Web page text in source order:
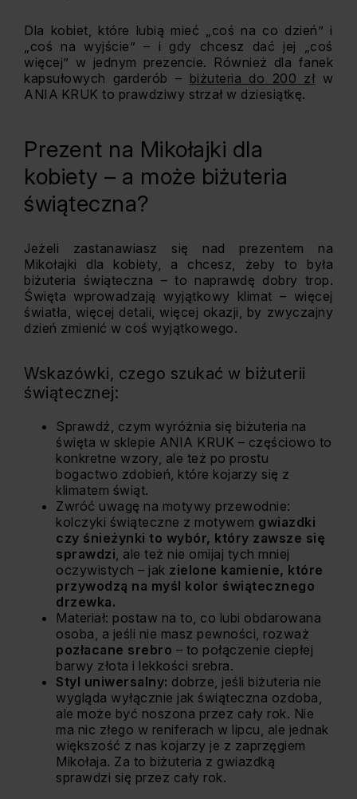
Dla kobiet, które lubią mieć „coś na co dzień” i
„coś na wyjście” – i gdy chcesz dać jej „coś
więcej” w jednym prezencie. Również dla fanek
kapsułowych garderób – biżuteria do 200 zł w
ANIA KRUK to prawdziwy strzał w dziesiątkę.
Prezent na Mikołajki dla
kobiety – a może biżuteria
świąteczna?
Jeżeli zastanawiasz się nad prezentem na
Mikołajki dla kobiety, a chcesz, żeby to była
biżuteria świąteczna – to naprawdę dobry trop.
Święta wprowadzają wyjątkowy klimat – więcej
światła, więcej detali, więcej okazji, by zwyczajny
dzień zmienić w coś wyjątkowego.
Wskazówki, czego szukać w biżuterii
świątecznej:
Sprawdź, czym wyróżnia się biżuteria na
święta w sklepie ANIA KRUK – częściowo to
konkretne wzory, ale też po prostu
bogactwo zdobień, które kojarzy się z
klimatem świąt.
Zwróć uwagę na motywy przewodnie:
kolczyki świąteczne z motywem gwiazdki
czy śnieżynki to wybór, który zawsze się
sprawdzi, ale też nie omijaj tych mniej
oczywistych – jak zielone kamienie, które
przywodzą na myśl kolor świątecznego
drzewka.
Materiał: postaw na to, co lubi obdarowana
osoba, a jeśli nie masz pewności, rozważ
pozłacane srebro – to połączenie ciepłej
barwy złota i lekkości srebra.
Styl uniwersalny: dobrze, jeśli biżuteria nie
wygląda wyłącznie jak świąteczna ozdoba,
ale może być noszona przez cały rok. Nie
ma nic złego w reniferach w lipcu, ale jednak
większość z nas kojarzy je z zaprzęgiem
Mikołaja. Za to biżuteria z gwiazdką
sprawdzi się przez cały rok.